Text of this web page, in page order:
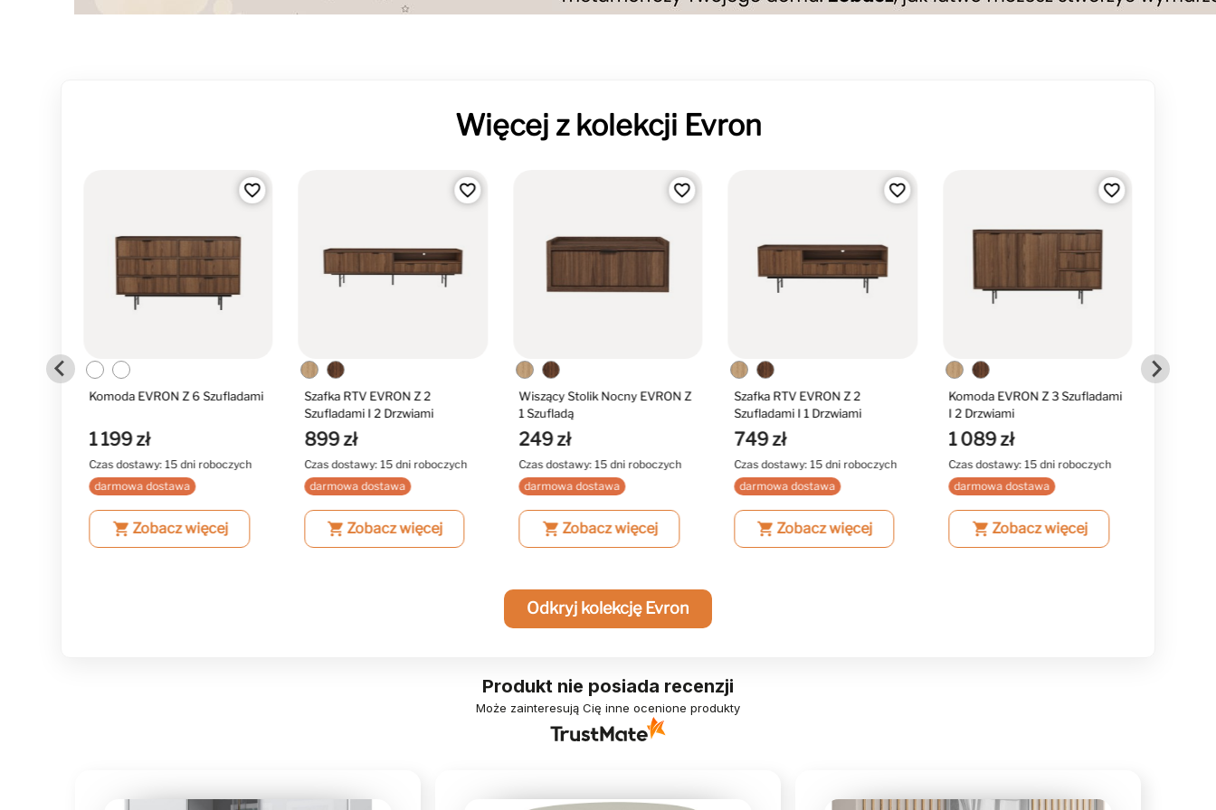
Więcej z kolekcji Evron
favorite_border
Komoda EVRON Z 6 Szufladami
1 199 zł
Czas dostawy: 15 dni roboczych
darmowa dostawa
shopping_cartZobacz więcej
favorite_border
Szafka RTV EVRON Z 2
Szufladami I 2 Drzwiami
899 zł
Czas dostawy: 15 dni roboczych
darmowa dostawa
shopping_cartZobacz więcej
favorite_border
Wiszący Stolik Nocny EVRON Z
1 Szufladą
249 zł
Czas dostawy: 15 dni roboczych
darmowa dostawa
shopping_cartZobacz więcej
favorite_border
Szafka RTV EVRON Z 2
Szufladami I 1 Drzwiami
749 zł
Czas dostawy: 15 dni roboczych
darmowa dostawa
shopping_cartZobacz więcej
favorite_border
Komoda EVRON Z 3 Szufladami
I 2 Drzwiami
1 089 zł
Czas dostawy: 15 dni roboczych
darmowa dostawa
shopping_cartZobacz więcej
Odkryj kolekcję Evron
Produkt nie posiada recenzji
Może zainteresują Cię inne ocenione produkty